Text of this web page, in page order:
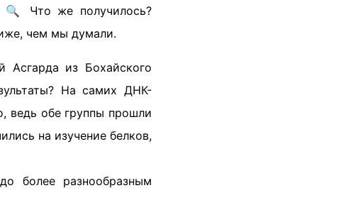
🔍 Что же получилось?
чем мы думали.
Асгарда из Бохайского
На самих ДНК-
ведь обе группы прошли
на изучение белков,
более разнообразным